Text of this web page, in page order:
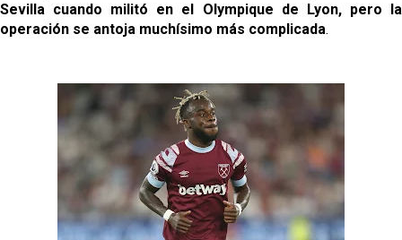
Sevilla cuando militó en el Olympique de Lyon, pero la
operación se antoja muchísimo más complicada.